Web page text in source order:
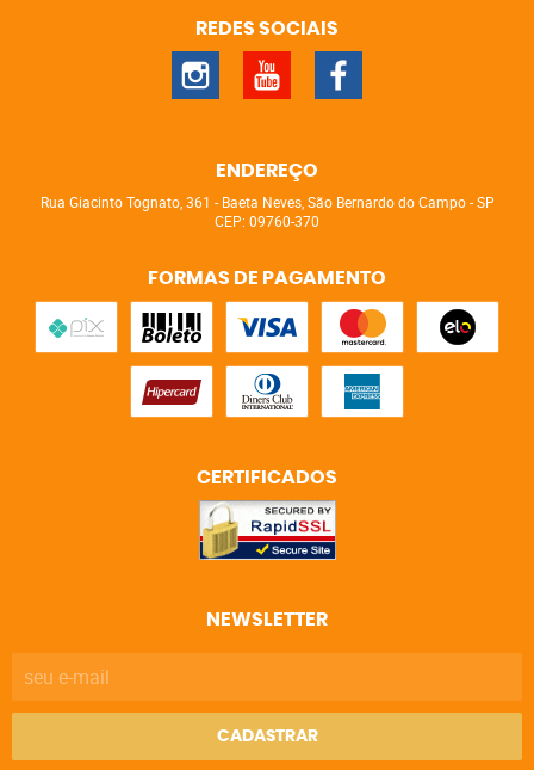
REDES SOCIAIS
ENDEREÇO
Rua Giacinto Tognato, 361 - Baeta Neves, São Bernardo do Campo-SP
CEP: 09760-370
FORMAS DE PAGAMENTO
CERTIFICADOS
NEWSLETTER
CADASTRAR